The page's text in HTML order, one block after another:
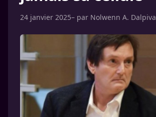
24 janvier 2025– par Nolwenn A. Dalpiva